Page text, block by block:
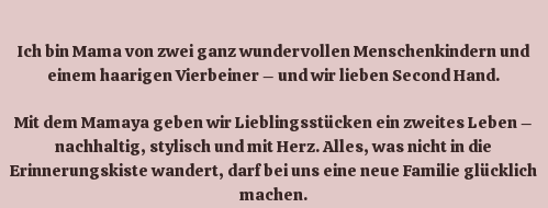
Ich bin Mama von zwei ganz wundervollen Menschenkindern und
einem haarigen Vierbeiner – und wir lieben Second Hand.
Mit dem Mamaya geben wir Lieblingsstücken ein zweites Leben –
nachhaltig, stylisch und mit Herz. Alles, was nicht in die
Erinnerungskiste wandert, darf bei uns eine neue Familie glücklich
machen.